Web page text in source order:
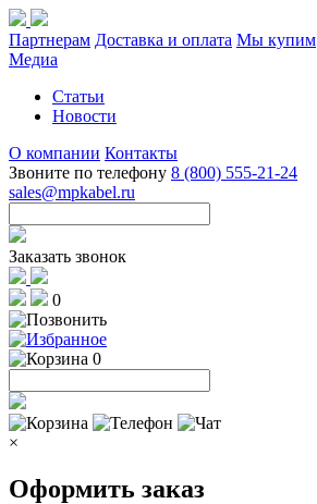
Партнерам Доставка и оплата Мы купим
Медиа
Статьи
Новости
О компании Контакты
Звоните по телефону 8 (800) 555-21-24
sales@mpkabel.ru
Заказать звонок
0
0
×
Оформить заказ